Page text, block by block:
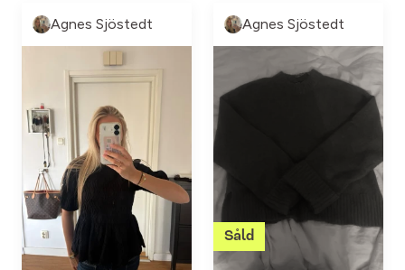
Agnes Sjöstedt Agnes Sjöstedt